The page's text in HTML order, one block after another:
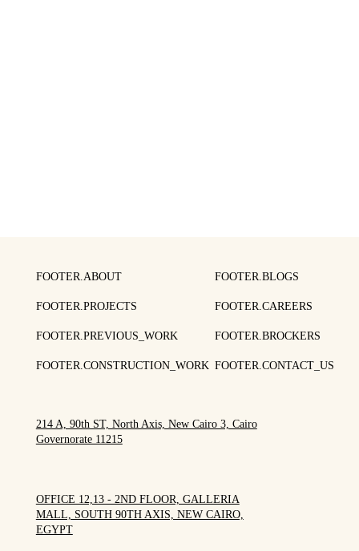
FOOTER.ABOUT
FOOTER.PROJECTS
FOOTER.PREVIOUS_WORK
FOOTER.CONSTRUCTION_WORK
FOOTER.BLOGS
FOOTER.CAREERS
FOOTER.BROCKERS
FOOTER.CONTACT_US
214 A, 90th ST, North Axis, New Cairo 3, Cairo
Governorate 11215
OFFICE 12,13 - 2ND FLOOR, GALLERIA
MALL, SOUTH 90TH AXIS, NEW CAIRO,
EGYPT